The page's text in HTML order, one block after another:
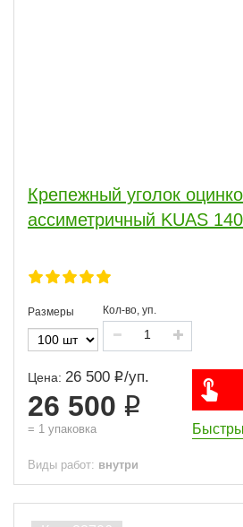
Крепежный уголок
ассиметричный KUAS
Размеры Кол-во, уп.
Цена: 26 500 /уп.
26 500
= 1 упаковка
Виды работ: внутри